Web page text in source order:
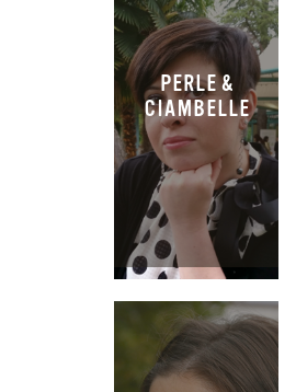
PERLE &
CIAMBELLE